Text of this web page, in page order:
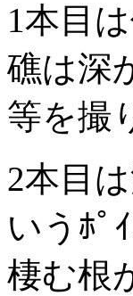
1本目
礁は深
等を撮
2本目
いうﾎﾟ
棲む根